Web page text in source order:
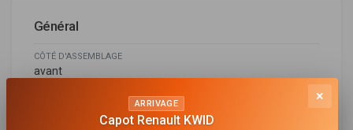
Général
CÔTÉ D'ASSEMBLAGE
avant
Pression de gaz
×
ARRIVAGE
Capot Renault KWID